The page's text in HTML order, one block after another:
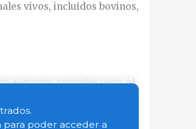
vivos, incluidos bovinos,
exportar animales vivos, al
para prohibir la
y porcinos, para su
para poder acceder a